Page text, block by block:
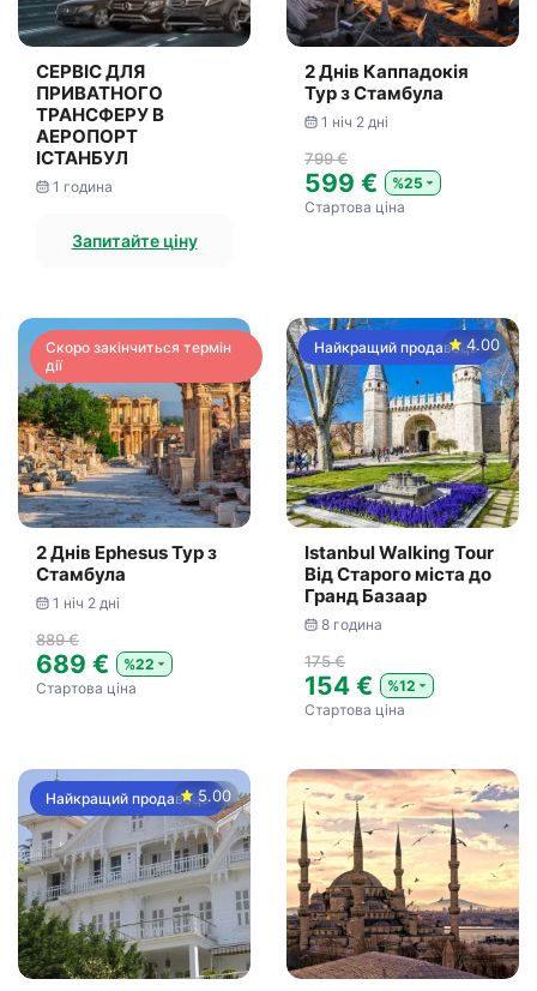
СЕРВІС ДЛЯ
ПРИВАТНОГО
ТРАНСФЕРУ В
АЕРОПОРТ
ІСТАНБУЛ
1 година
Запитайте ціну
2 Днів Каппадокія
Тур з Стамбула
1 ніч 2 дні
799 €
599 €
%25
Стартова ціна
Скоро закінчиться термін
дії
2 Днів Ephesus Тур з
Стамбула
1 ніч 2 дні
889 €
689 €
%22
Стартова ціна
Найкращий продавець4.00
Istanbul Walking Tour
Від Старого міста до
Гранд Базаар
8 година
175 €
154 €
%12
Стартова ціна
Найкращий продавець5.00